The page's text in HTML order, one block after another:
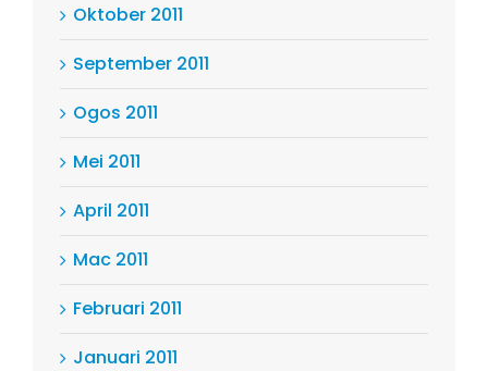
Oktober 2011
September 2011
Ogos 2011
Mei 2011
April 2011
Mac 2011
Februari 2011
Januari 2011